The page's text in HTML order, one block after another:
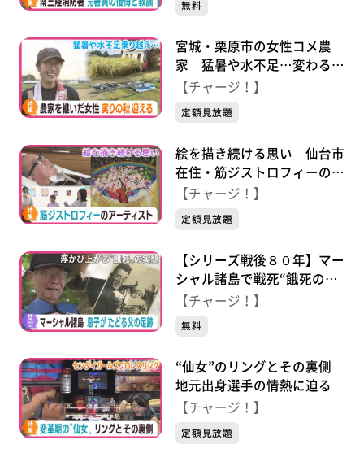
無料
宮城・栗原市の女性コメ農
家 猛暑や水不足…変わる農
政 困難乗り越え待望の稲刈
【チャージ！】
定額見放題
絵を描き続ける思い 仙台市
在住・筋ジストロフィーのア
ーティスト
【チャージ！】
定額見放題
【シリーズ戦後８０年】マー
シャル諸島で戦死“餓死の
島”息子がたどる父の足跡
【チャージ！】
無料
“仙女”のリングとその裏側
地元出身選手の情熱に迫る
【チャージ！】
定額見放題